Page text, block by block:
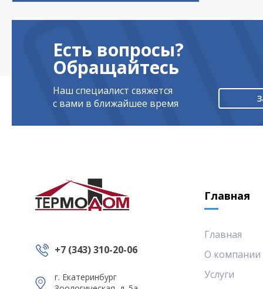
Есть вопросы?
Обращайтесь
Наш специалист свяжется
с вами в ближайшее время
Главная
+7 (343) 310-20-06
г. Екатеринбург
Главная
О компании
Услуги